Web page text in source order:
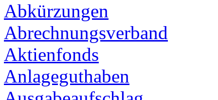
Abkürzungen
Abrechnungsverband
Aktienfonds
Anlageguthaben